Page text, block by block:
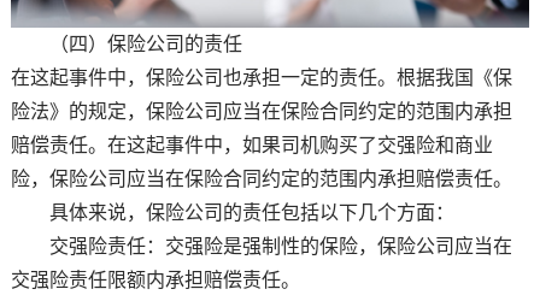
（四）保险公司的责任
在这起事件中，保险公司也承担一定的责任。根据我国《保
险法》的规定，保险公司应当在保险合同约定的范围内承担
赔偿责任。在这起事件中，如果司机购买了交强险和商业
险，保险公司应当在保险合同约定的范围内承担赔偿责任。
具体来说，保险公司的责任包括以下几个方面：
交强险责任：交强险是强制性的保险，保险公司应当在
交强险责任限额内承担赔偿责任。